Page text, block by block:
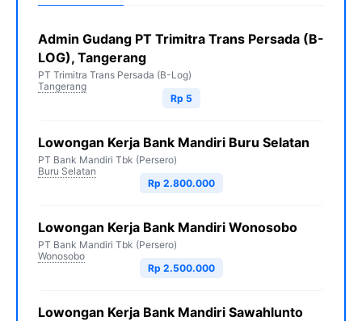
Admin Gudang PT Trimitra Trans Persada (B-
LOG), Tangerang
PT Trimitra Trans Persada (B-Log)
Tangerang
Rp 5
Lowongan Kerja Bank Mandiri Buru Selatan
PT Bank Mandiri Tbk (Persero)
Buru Selatan
Rp 2.800.000
Lowongan Kerja Bank Mandiri Wonosobo
PT Bank Mandiri Tbk (Persero)
Wonosobo
Rp 2.500.000
Lowongan Kerja Bank Mandiri Sawahlunto